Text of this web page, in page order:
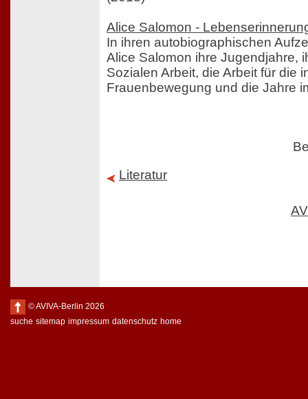
Alice Salomon -
In ihren autobiographischen
Alice Salomon ihre Jugendjahre,
Sozialen Arbeit, die Arbeit für die
Frauenbewegung und die Jahre
Literatur
© AVIVA-Berlin 2026
suche sitemap impressum datenschutz home